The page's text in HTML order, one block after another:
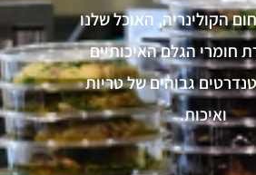
הקולינריה, האוכל שלנו
חומרי הגלם האיכותיים
גבוהים של טריות
ואיכות.